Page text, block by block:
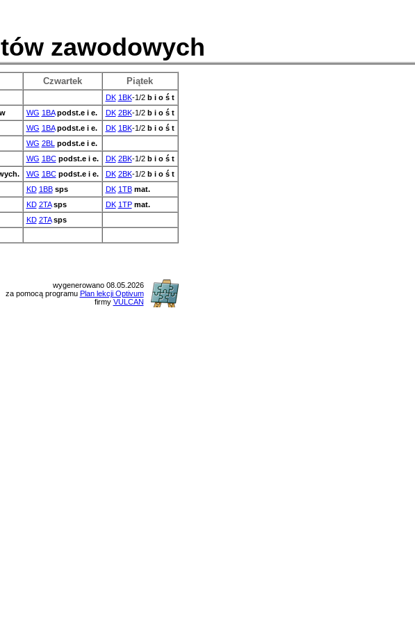
zawodowych
Czwartek Piątek
DK 1BK-1/2 b i o ś t
WG 1BA podst.e i e. DK 2BK-1/2 b i o ś t
WG 1BA podst.e i e. DK 1BK-1/2 b i o ś t
WG 2BL podst.e i e.
WG 1BC podst.e i e. DK 2BK-1/2 b i o ś t
WG 1BC podst.e i e. DK 2BK-1/2 b i o ś t
KD 1BB sps DK 1TB mat.
KD 2TA sps DK 1TP mat.
KD 2TA sps
wygenerowano 08.05.2026
za pomocą programu Plan lekcji Optivum
firmy VULCAN